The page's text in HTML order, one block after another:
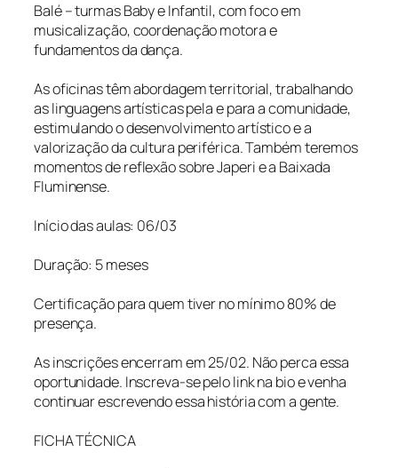
Balé – turmas Baby e Infantil, com foco em
musicalização, coordenação motora e
fundamentos da dança.
As oficinas têm abordagem territorial, trabalhando
as linguagens artísticas pela e para a comunidade,
estimulando o desenvolvimento artístico e a
valorização da cultura periférica. Também teremos
momentos de reflexão sobre Japeri e a Baixada
Fluminense.
Início das aulas: 06/03
Duração: 5 meses
Certificação para quem tiver no mínimo 80% de
presença.
As inscrições encerram em 25/02. Não perca essa
oportunidade. Inscreva-se pelo link na bio e venha
continuar escrevendo essa história com a gente.
FICHA TÉCNICA